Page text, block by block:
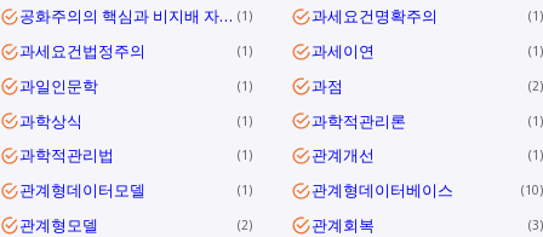
공화주의의 핵심과 비지배 자유를 통해 대한민국 민주공화국의 의미와 과제를 정리합니다. 1 과세요건명확주의 1
과세요건법정주의 1 과세이연 1
과일인문학 1 과점 2
과학상식 1 과학적관리론 1
과학적관리법 1 관계개선 1
관계형데이터모델 1 관계형데이터베이스 10
관계형모델 2 관계회복 3